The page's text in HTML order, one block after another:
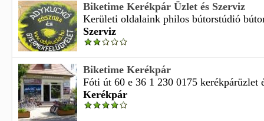
Biketime Kerékpár Üzlet és Szerviz
Kerületi oldalaink philos bútorstúdió
Szerviz
Biketime Kerékpár
Fóti út 60 e 36 1 230 0175 kerékpárüzlet
Kerékpár